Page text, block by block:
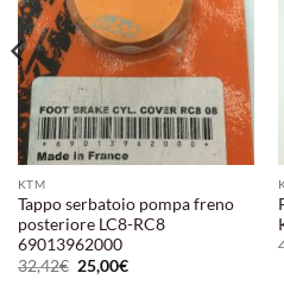
KTM
Tappo serbatoio pompa freno
posteriore LC8-RC8
69013962000
32,42€ Il
prezzo
25,00€Il